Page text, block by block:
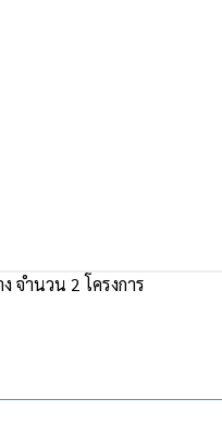
จำนวน 2 โครงการ